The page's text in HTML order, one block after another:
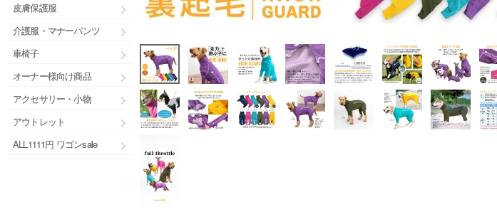
皮膚保護服
介護服・マナーパンツ
車椅子
オーナー様向け商品
アクセサリー・小物
アウトレット
ALL1111円 ワゴンsale